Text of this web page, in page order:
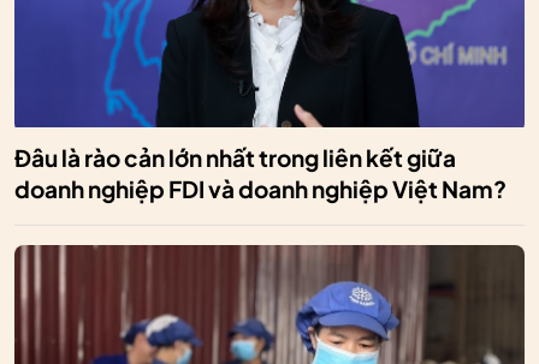
Đâu là rào cản lớn nhất trong liên kết giữa
doanh nghiệp FDI và doanh nghiệp Việt Nam?